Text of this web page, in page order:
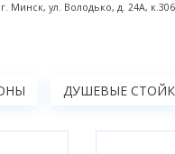
Минск, ул. Володько, д. 24А, к.306
ДУШЕВЫЕ